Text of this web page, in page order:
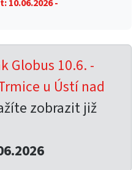
10.06.2026 -
Globus 10.6. -
u Ústí nad
zobrazit již